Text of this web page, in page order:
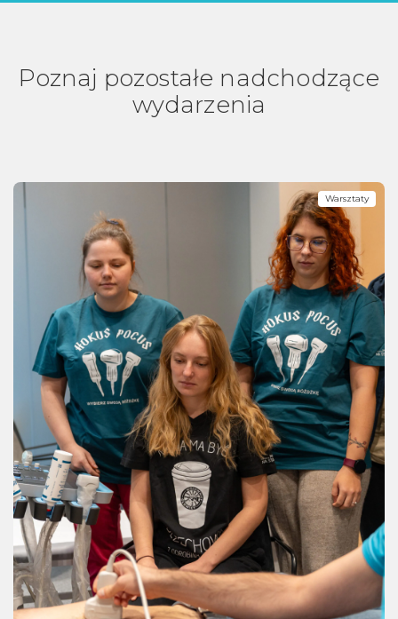
Poznaj pozostałe nadchodzące
wydarzenia
Warsztaty